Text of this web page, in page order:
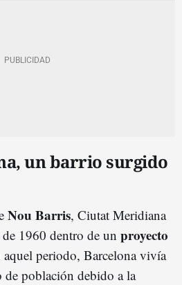
un barrio surgido
Nou Barris, Ciutat Meridiana
1960 dentro de un proyecto
aquel periodo, Barcelona vivía
población debido a la